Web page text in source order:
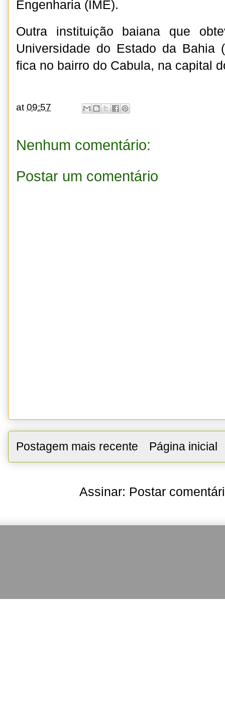
Engenharia (IME).
Outra instituição baiana que
Universidade do Estado da Bahia
fica no bairro do Cabula, na capital
at09:57
Nenhum comentário:
Postar um comentário
Postagem mais recente Página inicial
Assinar: Postar